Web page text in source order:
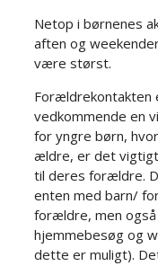
Netop i børnenes
aften og
være størst.
Forældrekontakten
vedkommende en
for yngre børn,
ældre, er det
til deres forældre.
enten med barn/
forældre, men
hjemmebesøg og
dette er muligt).